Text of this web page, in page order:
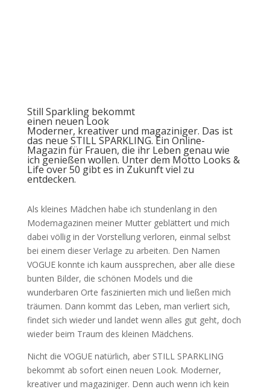
Still Sparkling bekommt
einen neuen Look
Moderner, kreativer und magaziniger. Das ist
das neue STILL SPARKLING. Ein Online-
Magazin für Frauen, die ihr Leben genau wie
ich genießen wollen. Unter dem Motto Looks &
Life over 50 gibt es in Zukunft viel zu
entdecken.
Als kleines Mädchen habe ich stundenlang in den
Modemagazinen meiner Mutter geblättert und mich
dabei völlig in der Vorstellung verloren, einmal selbst
bei einem dieser Verlage zu arbeiten. Den Namen
VOGUE konnte ich kaum aussprechen, aber alle diese
bunten Bilder, die schönen Models und die
wunderbaren Orte faszinierten mich und ließen mich
träumen. Dann kommt das Leben, man verliert sich,
findet sich wieder und landet wenn alles gut geht, doch
wieder beim Traum des kleinen Mädchens.
Nicht die VOGUE natürlich, aber STILL SPARKLING
bekommt ab sofort einen neuen Look. Moderner,
kreativer und magaziniger. Denn auch wenn ich kein